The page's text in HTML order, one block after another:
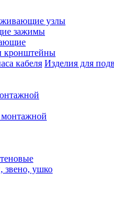
узлы
зажимы
кронштейны
Изделия для
звено, ушко